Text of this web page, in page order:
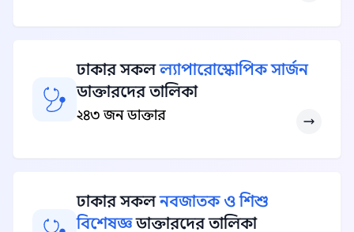
ঢাকার সকলল্যাপারোস্কোপিক সার্জন
ডাক্তারদের তালিকা
২৪৩ জন ডাক্তার
ঢাকার সকলনবজাতক ও শিশু
বিশেষজ্ঞডাক্তারদের তালিকা